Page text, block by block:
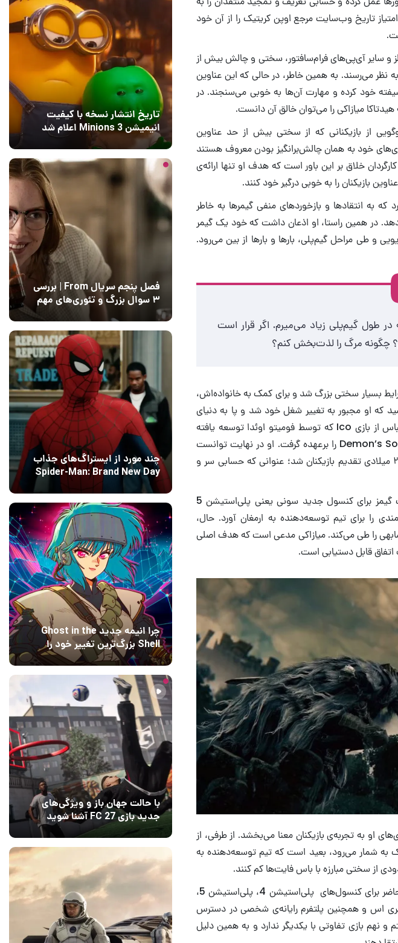
تاریخ وب‌سایت مرجع اوپن کریتیک را از آن خود
سایر آی‌پی‌های فرام‌سافتور، سختی و چالش بیش از
می‌رسند. به همین خاطر، در حالی که این عناوین
شیفته خود کرده و مهارت آن‌ها به خوبی می‌سنجند. در
میازاکی را می‌توان خالق آن دانست.
از بازیکنانی که از سختی بیش از حد عناوین
خود به همان چالش‌برانگیز بودن معروف هستند
خلاق بر این باور است که هدف او تنها ارائه‌ی
بازیکنان را به خوبی درگیر خود کنند.
که به انتقادها و بازخوردهای منفی گیمرها به خاطر
در همین راستا، او اذعان داشت که خود یک گیمر
و طی مراحل گیم‌پلی، بارها و بارها از بین می‌رود.
طول گیم‌پلی زیاد می‌میرم. اگر قرار است
چگونه مرگ را لذت‌بخش کنم؟
بسیار سختی بزرگ شد و برای کمک به خانواده‌اش،
که او مجبور به تغییر شغل خود شد و پا به دنیای
صنعت بازی‌های ویدیویی گذاشت. در ابتدا، میازاکی با اقتباس از بازی Ico که توسط فومیتو اوئدا توسعه یافته
بود، وظیفه‌ی ساخت یک پروژه‌ی شکست خورده یعنی Demon’s Souls را برعهده گرفت. او در نهایت توانست
مجوزهای مربوطه را دریافت کند و بازی مزبور در سال ۲۰۰۹ میلادی تقدیم بازیکنان شد؛ عنوانی که حسابی سر و
بعد از یک دهه، این بازی با همکاری استودیوی بلوپوینت گیمز برای کنسول جدید سونی یعنی پلی‌استیشن 5
را برای تیم توسعه‌دهنده به ارمغان آورد. حال،
را طی می‌کند. میازاکی مدعی است که هدف اصلی
قابل دستیابی است.
او به تجربه‌ی بازیکنان معنا می‌بخشد. از طرفی، از
به شمار می‌رود، بعید است که تیم توسعه‌دهنده به
از سختی مبارزه با باس فایت‌ها کم کنند.
لازم به ذکر است که بازی تحسین‌شده‌ الدن رینگ در حال حاضر برای کنسول‌های پلی‌استیشن 4، پلی‌استیشن 5،
اس و همچنین پلتفرم رایانه‌ی شخصی در دسترس
بازی تفاوتی با یکدیگر ندارد و به همین دلیل
تاریخ انتشار نسخه با کیفیت
انیمیشن Minions 3 اعلام شد
فصل پنجم سریال From | بررسی
۳ سوال بزرگ و تئوری‌های مهم
12 مرداد 1405
چند مورد از ایستراگ‌های جذاب
Spider-Man: Brand New Day
فاش شدند
۰
چرا انیمه جدید Ghost in the
Shell بزرگ‌ترین تغییر خود را
اعمال کرده است؟ کارگردانان
7 ساعت قبل
با حالت جهان باز و ویژگی‌های
جدید بازی FC 27 آشنا شوید
12 مرداد 1405